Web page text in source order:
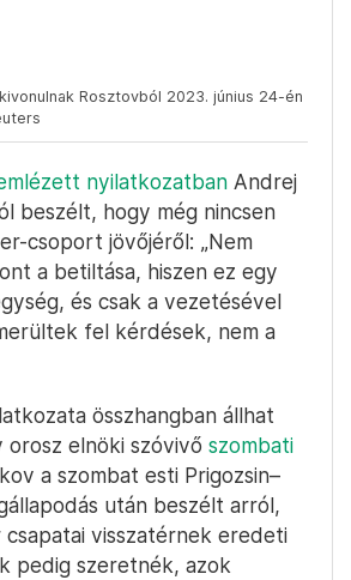
Rosztovból 2023. június 24-én
nyilatkozatban Andrej
beszélt, hogy még nincsen
csoport jövőjéről: „Nem
a betiltása, hiszen ez egy
és csak a vezetésével
fel kérdések, nem a
összhangban állhat
orosz elnöki szóvivő szombati
a szombat esti Prigozsin–
után beszélt arról,
csapatai visszatérnek eredeti
pedig szeretnék, azok